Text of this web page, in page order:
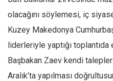
olacağını söylemesi, iç
Kuzey Makedonya
liderleriyle yaptığı
Başbakan Zaev kendi
Aralık’ta yapılması